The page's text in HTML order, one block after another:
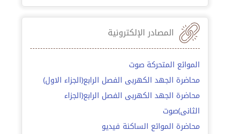
المصادر الإلكترونية
الموائع المتحركة صوت
محاضرة الجهد الكهربى الفصل الرابع(الجزاء الاول)
محاضرة الجهد الكهربى الفصل الرابع(الجزاء
الثانى)صوت
محاضرة الموائع الساكنة فيديو